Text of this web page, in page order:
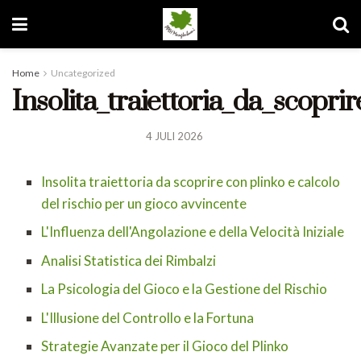
Home Uncategorized
4 JULI 2026
Insolita traiettoria da scoprire con plinko e calcolo
del rischio per un gioco avvincente
L'Influenza dell'Angolazione e della Velocità Iniziale
Analisi Statistica dei Rimbalzi
La Psicologia del Gioco e la Gestione del Rischio
L'Illusione del Controllo e la Fortuna
Strategie Avanzate per il Gioco del Plinko